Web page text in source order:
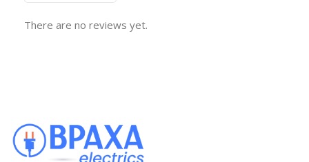
There are no reviews yet.